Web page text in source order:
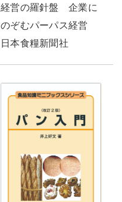
経営の羅針盤 企業に
のぞむパーパス経営
日本食糧新聞社